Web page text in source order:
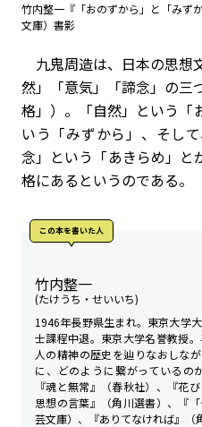
竹内整一『「おのずから」と「みず
文庫）書影
九鬼周造は、日本の思想
然」「意気」「諦念」の三
格」）。「自然」という「
いう「みずから」、そし
念」という「あきらめ」と
格にあるというのである。
この本を書いた人
竹内整一
(たけうち・せいいち)
1946年長野県生まれ。東京大学
士課程中退。東京大学名誉教授
人の精神の歴史を辿りなおしな
に、どのように繋がっているの
『魂と無常』（春秋社）、『花
思想の言葉』（角川選書）、『
芸文庫）、『ありてなければ』（